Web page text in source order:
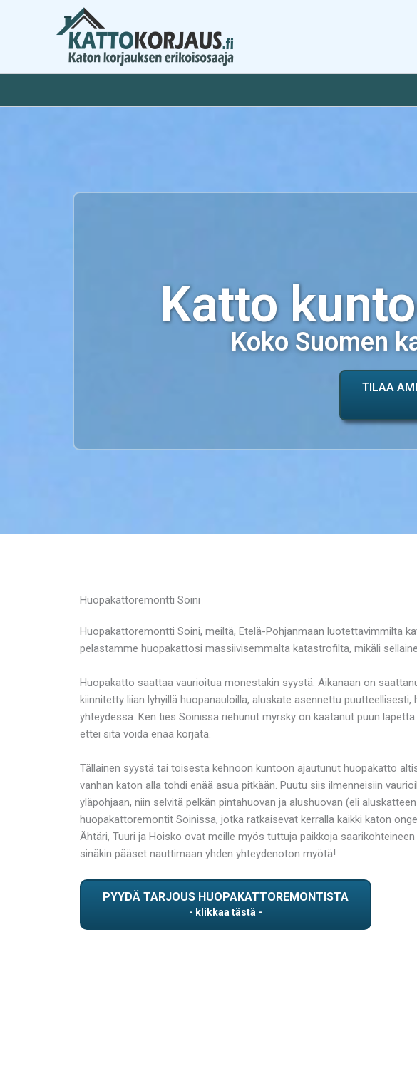
Katto
Koko Suomen
TILAA
Huopakattoremontti Soini
Huopakattoremontti Soini, meiltä, Etelä-Pohjanmaan luotettavimmilta
pelastamme huopakattosi massiivisemmalta katastrofilta, mikäli
Huopakatto saattaa vaurioitua monestakin syystä. Aikanaan on
kiinnitetty liian lyhyillä huopanauloilla, aluskate asennettu
yhteydessä. Ken ties Soinissa riehunut myrsky on kaatanut puun
ettei sitä voida enää korjata.
Tällainen syystä tai toisesta kehnoon kuntoon ajautunut huopakatto
vanhan katon alla tohdi enää asua pitkään. Puutu siis ilmenneisiin
yläpohjaan, niin selvitä pelkän pintahuovan ja alushuovan (eli
huopakattoremontit Soinissa, jotka ratkaisevat kerralla kaikki katon
Ähtäri, Tuuri ja Hoisko ovat meille myös tuttuja paikkoja
sinäkin pääset nauttimaan yhden yhteydenoton myötä!
PYYDÄ TARJOUS HUOPAKATTOREMONTISTA